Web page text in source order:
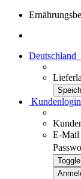
Deutschland
Kundenlogin
E-Mail